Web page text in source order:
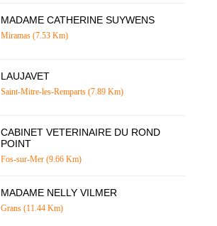
MADAME CATHERINE SUYWENS
Miramas (7.53 Km)
LAUJAVET
Saint-Mitre-les-Remparts (7.89 Km)
CABINET VETERINAIRE DU ROND
POINT
Fos-sur-Mer (9.66 Km)
MADAME NELLY VILMER
Grans (11.44 Km)